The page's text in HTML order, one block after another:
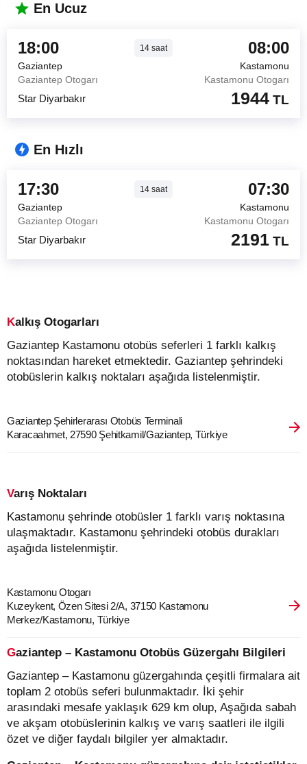
En Ucuz
18:00 14 saat 08:00
Gaziantep
Kastamonu
Gaziantep Otogarı
Kastamonu Otogarı
Star Diyarbakır 1944 TL
En Hızlı
17:30 14 saat 07:30
Gaziantep
Kastamonu
Gaziantep Otogarı
Kastamonu Otogarı
Star Diyarbakır 2191 TL
Kalkış Otogarları
Gaziantep Kastamonu otobüs seferleri 1 farklı kalkış
noktasından hareket etmektedir. Gaziantep şehrindeki
otobüslerin kalkış noktaları aşağıda listelenmiştir.
Gaziantep Şehirlerarası Otobüs Terminali
Karacaahmet, 27590 Şehitkamil/Gaziantep, Türkiye
Varış Noktaları
Kastamonu şehrinde otobüsler 1 farklı varış noktasına
ulaşmaktadır. Kastamonu şehrindeki otobüs durakları
aşağıda listelenmiştir.
Kastamonu Otogarı
Kuzeykent, Özen Sitesi 2/A, 37150 Kastamonu
Merkez/Kastamonu, Türkiye
Gaziantep – Kastamonu Otobüs Güzergahı Bilgileri
Gaziantep – Kastamonu güzergahında çeşitli firmalara ait
toplam 2 otobüs seferi bulunmaktadır. İki şehir
arasındaki mesafe yaklaşık 629 km olup, Aşağıda sabah
ve akşam otobüslerinin kalkış ve varış saatleri ile ilgili
özet ve diğer faydalı bilgiler yer almaktadır.